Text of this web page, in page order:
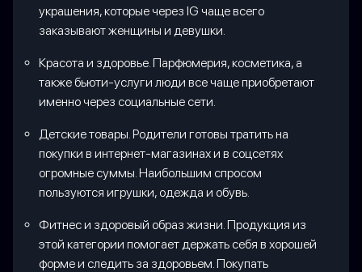
украшения, которые через IG чаще всего
заказывают женщины и девушки.
Красота и здоровье. Парфюмерия, косметика, а
также бьюти-услуги люди все чаще приобретают
именно через социальные сети.
Детские товары. Родители готовы тратить на
покупки в интернет-магазинах и в соцсетях
огромные суммы. Наибольшим спросом
пользуются игрушки, одежда и обувь.
Фитнес и здоровый образ жизни. Продукция из
этой категории помогает держать себя в хорошей
форме и следить за здоровьем. Покупать